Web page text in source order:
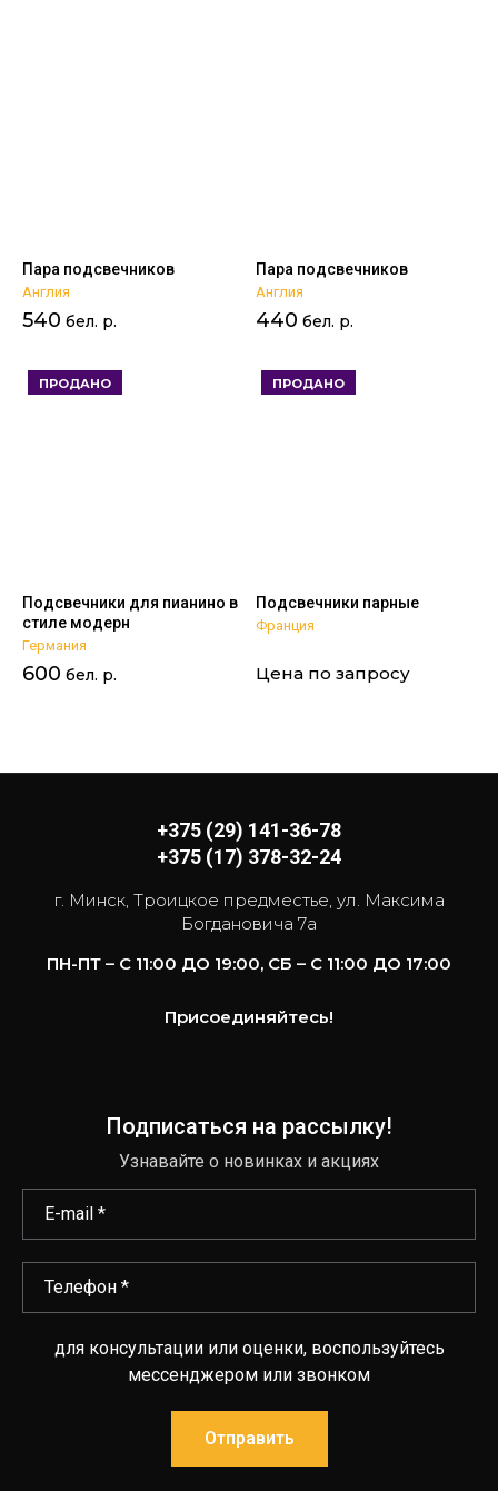
Пара подсвечников
Англия
540 бел. р.
Пара подсвечников
Англия
440 бел. р.
ПРОДАНО
Подсвечники для пианино в
стиле модерн
Германия
600 бел. р.
ПРОДАНО
Подсвечники парные
Франция
Цена по запросу
+375 (29) 141-36-78
+375 (17) 378-32-24
г. Минск, Троицкое предместье, ул. Максима
Богдановича 7а
ПН-ПТ – С 11:00 ДО 19:00, СБ – С 11:00 ДО 17:00
Подписаться на рассылку!
Узнавайте о новинках и акциях
для консультации или оценки, воспользуйтесь
мессенджером или звонком
Отправить
Присоединяйтесь!